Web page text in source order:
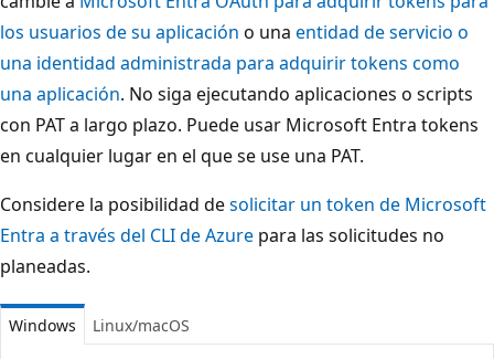
los usuarios de su aplicación o una entidad de servicio o
una identidad administrada para adquirir tokens como
una aplicación. No siga ejecutando aplicaciones o scripts
con PAT a largo plazo. Puede usar Microsoft Entra tokens
en cualquier lugar en el que se use una PAT.
Considere la posibilidad desolicitar un token de Microsoft
Entra a través del CLI de Azure para las solicitudes no
planeadas.
Windows Linux/macOS